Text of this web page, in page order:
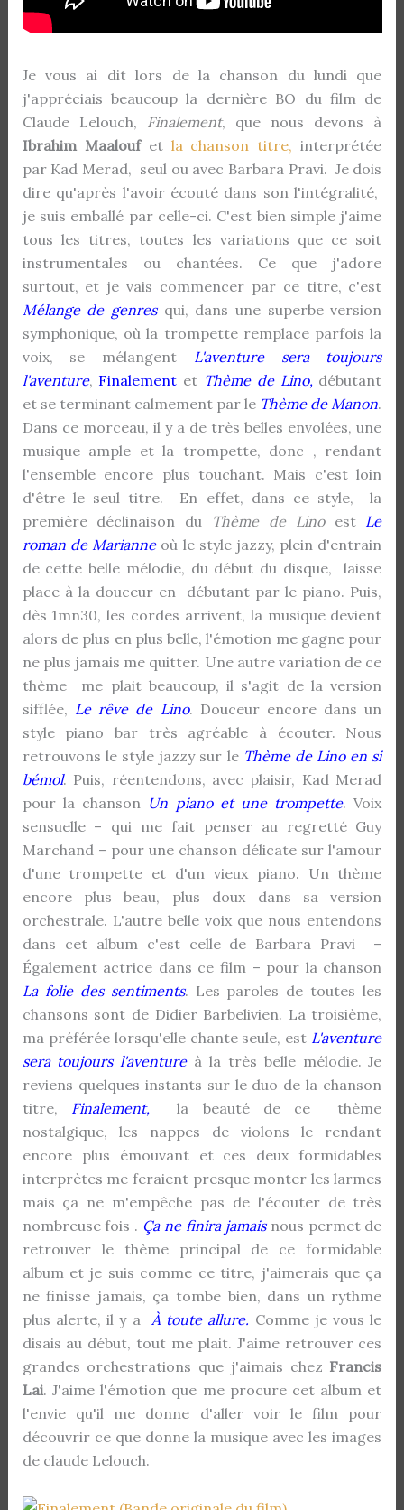
Je vous ai dit lors de la chanson du lundi que
j'appréciais beaucoup la dernière BO du film de
Claude Lelouch,
Finalement, que nous devons à
Ibrahim Maalouf et la chanson titre, interprétée
par Kad Merad, seul ou avec Barbara Pravi. Je dois
dire qu'après l'avoir écouté dans son l'intégralité,
je suis emballé par celle-ci. C'est bien simple j'aime
tous les titres, toutes les variations que ce soit
instrumentales ou chantées. Ce que j'adore
surtout, et je vais commencer par ce titre, c'est
Mélange de genresqui, dans une superbe version
symphonique, où la trompette remplace parfois la
voix, se mélangent
L'aventure sera toujours
l'aventure, Finalement et Thème de Lino, débutant
et se terminant calmement par le Thème de Manon.
Dans ce morceau, il y a de très belles envolées, une
musique ample et la trompette, donc , rendant
l'ensemble encore plus touchant. Mais c'est loin
d'être le seul titre. En effet, dans ce style, la
première déclinaison du Thème de Linoest Le
roman de Marianneoù le style jazzy, plein d'entrain
de cette belle mélodie, du début du disque, laisse
place à la douceur en débutant par le piano. Puis,
dès 1mn30, les cordes arrivent, la musique devient
alors de plus en plus belle, l'émotion me gagne pour
ne plus jamais me quitter. Une autre variation de ce
thème me plait beaucoup, il s'agit de la version
sifflée, Le rêve de Lino. Douceur encore dans un
style piano bar très agréable à écouter. Nous
retrouvons le style jazzy sur le Thème de Lino en si
bémol. Puis, réentendons, avec plaisir, Kad Merad
pour la chanson Un piano et une trompette. Voix
sensuelle – qui me fait penser au regretté Guy
Marchand – pour une chanson délicate sur l'amour
d'une trompette et d'un vieux piano. Un thème
encore plus beau, plus doux dans sa version
orchestrale. L'autre belle voix que nous entendons
dans cet album c'est celle de Barbara Pravi –
Également actrice dans ce film – pour la chanson
La folie des sentiments. Les paroles de toutes les
chansons sont de Didier Barbelivien. La troisième,
ma préférée lorsqu'elle chante seule, est L'aventure
sera toujours l'aventureà la très belle mélodie. Je
reviens quelques instants sur le duo de la chanson
titre,
Finalement, la beauté de ce thème
nostalgique, les nappes de violons le rendant
encore plus émouvant et ces deux formidables
interprètes me feraient presque monter les larmes
mais ça ne m'empêche pas de l'écouter de très
nombreuse fois . Ça ne finira jamaisnous permet de
retrouver le thème principal de ce formidable
album et je suis comme ce titre, j'aimerais que ça
ne finisse jamais, ça tombe bien, dans un rythme
plus alerte, il y a À toute allure. Comme je vous le
disais au début, tout me plait. J'aime retrouver ces
grandes orchestrations que j'aimais chez Francis
Lai. J'aime l'émotion que me procure cet album et
l'envie qu'il me donne d'aller voir le film pour
découvrir ce que donne la musique avec les images
de claude Lelouch.